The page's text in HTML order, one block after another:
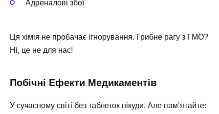
Адреналові збої
Ця хімія не пробачає ігнорування. Грибне рагу з ГМО?
Ні, це не для нас!
Побічні Ефекти Медикаментів
У сучасному світі без таблеток нікуди. Але пам’ятайте: